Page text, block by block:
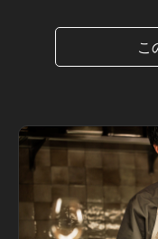
こ